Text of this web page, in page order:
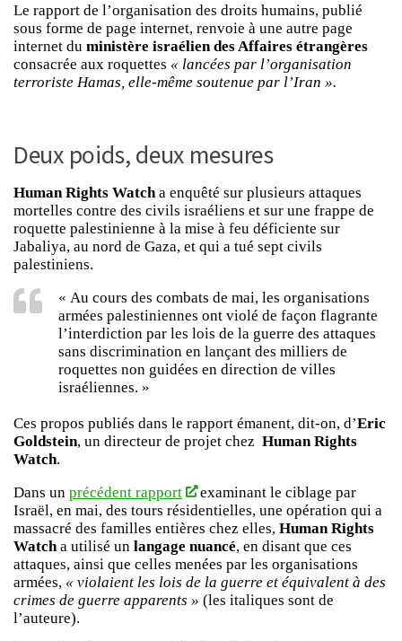
Le rapport de l’organisation des droits humains, publié
sous forme de page internet, renvoie à une autre page
internet du ministère israélien des Affaires étrangères
consacrée aux roquettes « lancées par l’organisation
terroriste Hamas, elle-même soutenue par l’Iran ».
Deux poids, deux mesures
Human Rights Watcha enquêté sur plusieurs attaques
mortelles contre des civils israéliens et sur une frappe de
roquette palestinienne à la mise à feu déficiente sur
Jabaliya, au nord de Gaza, et qui a tué sept civils
palestiniens.
« Au cours des combats de mai, les organisations
armées palestiniennes ont violé de façon flagrante
l’interdiction par les lois de la guerre des attaques
sans discrimination en lançant des milliers de
roquettes non guidées en direction de villes
israéliennes. »
Ces propos publiés dans le rapport émanent, dit-on, d’Eric
Goldstein, un directeur de projet chez Human Rights
Watch.
Dans un précédent rapport
examinant le ciblage par
Israël, en mai, des tours résidentielles, une opération qui a
massacré des familles entières chez elles, Human Rights
Watch a utilisé un langage nuancé, en disant que ces
attaques, ainsi que celles menées par les organisations
armées, « violaient les lois de la guerre et équivalent à des
crimes de guerre apparents » (les italiques sont de
l’auteure).